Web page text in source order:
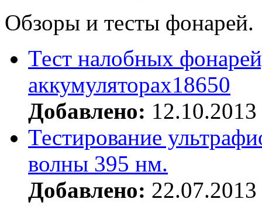
Обзоры и тесты фонарей.
Тест налобных
аккумуляторах18650
Добавлено: 12.10.2013
Тестирование
волны 395 нм.
Добавлено: 22.07.2013